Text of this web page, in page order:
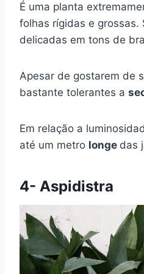
É uma planta
folhas rígidas e grossas.
delicadas em tons de
Apesar de gostarem de
bastante tolerantes a
Em relação a
até um metro longe das
4- Aspidistra